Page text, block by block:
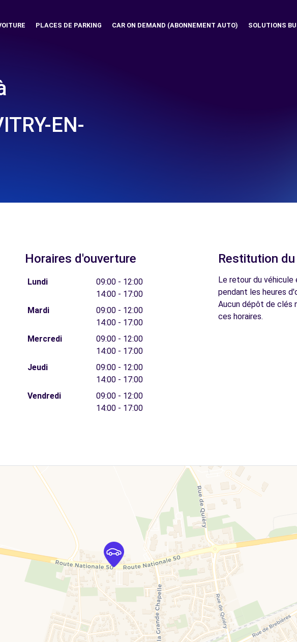
PLACES DE PARKING CAR ON DEMAND (ABONNEMENT AUTO) SOLUTIONS
EN-
Horaires d'ouverture
Lundi
09:00 - 12:00
14:00 - 17:00
Mardi
09:00 - 12:00
14:00 - 17:00
Mercredi
09:00 - 12:00
14:00 - 17:00
Jeudi
09:00 - 12:00
14:00 - 17:00
Vendredi
09:00 - 12:00
14:00 - 17:00
Restitution
Le retour du
pendant les heures
Aucun dépôt de clés
ces horaires.